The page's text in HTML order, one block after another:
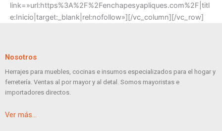
link=»url:https%3A%2F%2Fenchapesyapliques.com%2F|titl
e:Inicio|target:_blank|rel:nofollow»][/vc_column][/vc_row]
Nosotros
Herrajes para muebles, cocinas e insumos especializados para el hogar y
ferretería. Ventas al por mayor y al detal. Somos mayoristas e
importadores directos.
Ver más…